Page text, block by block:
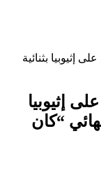
إثيوبيا بثنائية
إثيوبيا
“كان